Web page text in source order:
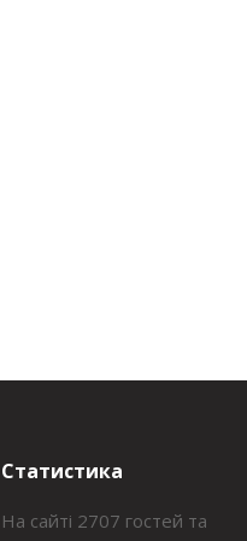
Статистика
На сайті 2707 гостей та